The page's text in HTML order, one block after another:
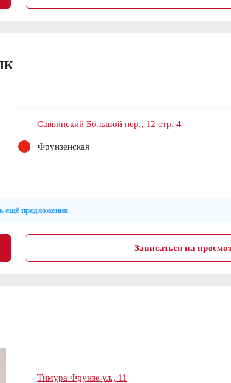
Саввинский Большой пер., 12 стр. 4
Фрунзенская
ещё предложения
Записаться на
Тимура Фрунзе ул., 11